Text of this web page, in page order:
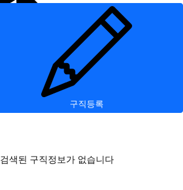
구직등록
검색된 구직정보가 없습니다